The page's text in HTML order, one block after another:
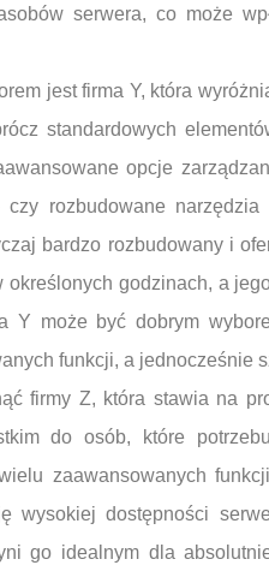
serwera, co może
jest firma Y, która
standardowych
opcje
rozbudowane
bardzo rozbudowany i
określonych godzinach, a
Y może być dobrym
funkcji, a jednocześnie
firmy Z, która stawia na
do osób, które
zaawansowanych
wysokiej dostępności
go idealnym dla